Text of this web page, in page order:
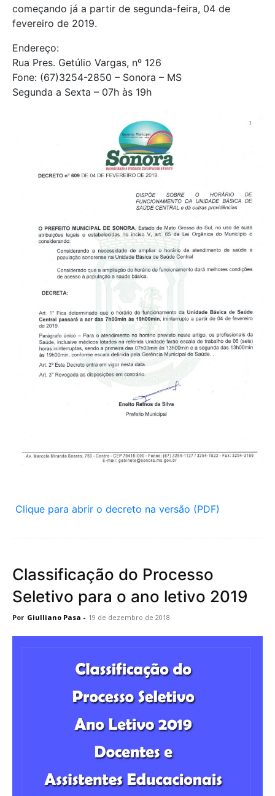
começando já a partir de segunda-feira, 04 de
fevereiro de 2019.
Endereço:
Rua Pres. Getúlio Vargas, nº 126
Fone: (67)3254-2850 – Sonora – MS
Segunda a Sexta – 07h às 19h
Clique para abrir o decreto na versão (PDF)
Classificação do Processo
Seletivo para o ano letivo 2019
Por Giulliano Pasa - 19 de dezembro de 2018